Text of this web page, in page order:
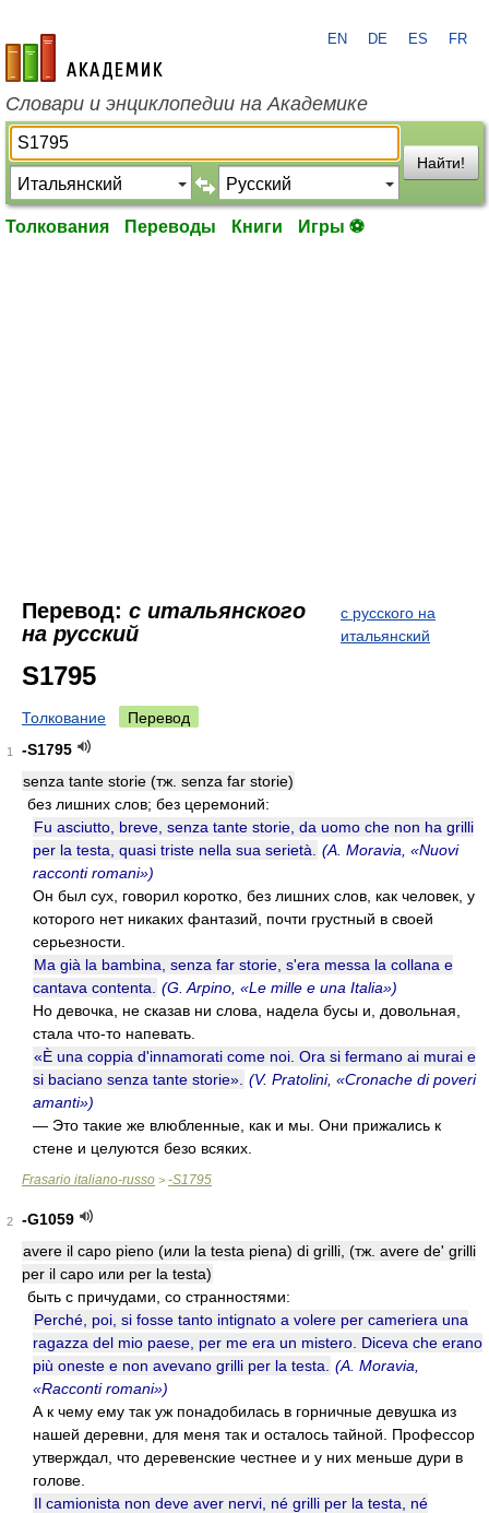
academic.ru
EN DE ES FR
Словари и энциклопедии на Академике
Найти!
Толкования Переводы Книги Игры ⚽
Перевод: с итальянского
на русский
с русского на
итальянский
S1795
Толкование Перевод
1
-S1795
senza tante storie (тж. senza far storie)
без лишних слов; без церемоний:
Fu asciutto, breve, senza tante storie, da uomo che non ha grilli
per la testa, quasi triste nella sua serietà.
(A. Moravia, «Nuovi
racconti romani»)
Он был сух, говорил коротко, без лишних слов, как человек, у
которого нет никаких фантазий, почти грустный в своей
серьезности.
Ma già la bambina, senza far storie, s'era messa la collana e
cantava contenta.
(G. Arpino, «Le mille e una Italia»)
Но девочка, не сказав ни слова, надела бусы и, довольная,
стала что-то напевать.
«È una coppia d'innamorati come noi. Ora si fermano ai murai e
si baciano senza tante storie». (V. Pratolini, «Cronache di poveri
amanti»)
— Это такие же влюбленные, как и мы. Они прижались к
стене и целуются безо всяких.
Frasario italiano-russo > -S1795
2
-G1059
avere il capo pieno (или la testa piena) di grilli, (тж. avere de' grilli
per il capo или per la testa)
быть с причудами, со странностями:
Perché, poi, si fosse tanto intignato a volere per cameriera una
ragazza del mio paese, per me era un mistero. Diceva che erano
più oneste e non avevano grilli per la testa.
(A. Moravia,
«Racconti romani»)
А к чему ему так уж понадобилась в горничные девушка из
нашей деревни, для меня так и осталось тайной. Профессор
утверждал, что деревенские честнее и у них меньше дури в
голове.
Il camionista non deve aver nervi, né grilli per la testa, né